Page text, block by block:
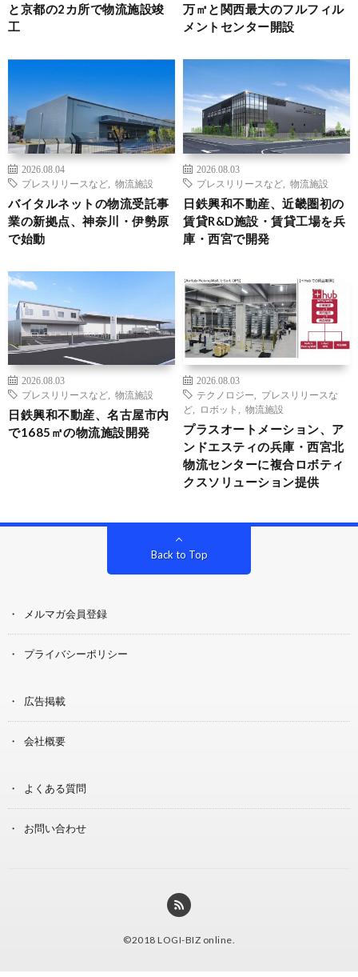
と京都の2カ所で物流施設竣
工
万㎡と関西最大のフルフィル
メントセンター開設
2026.08.04
プレスリリースなど
物流施設
バイタルネットの物流受託事
業の新拠点、神奈川・伊勢原
で始動
2026.08.03
プレスリリースなど
物流施設
日鉄興和不動産、近畿圏初の
賃貸R&D施設・賃貸工場を兵
庫・西宮で開発
2026.08.03
プレスリリースなど
物流施設
日鉄興和不動産、名古屋市内
で1685㎡の物流施設開発
2026.08.03
テクノロジー
プレスリリースな
ど
ロボット 物流施設
プラスオートメーション、ア
ンドエスティの兵庫・西宮北
物流センターに複合ロボティ
クスソリューション提供
Back to Top
メルマガ会員登録
プライバシーポリシー
広告掲載
会社概要
よくある質問
お問い合わせ
©2018 LOGI-BIZ online.